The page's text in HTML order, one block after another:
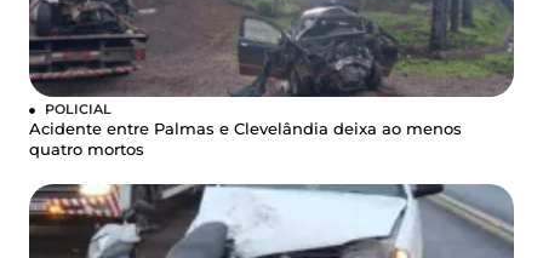
POLICIAL
Acidente entre Palmas e Clevelândia deixa ao menos
quatro mortos